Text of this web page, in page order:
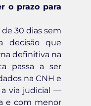
o prazo para
30 dias sem
decisão que
definitiva na
passa a ser
na CNH e
via judicial —
e com menor